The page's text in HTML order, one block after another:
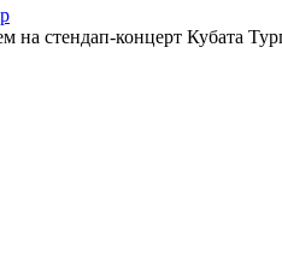
на стендап-концерт Кубата